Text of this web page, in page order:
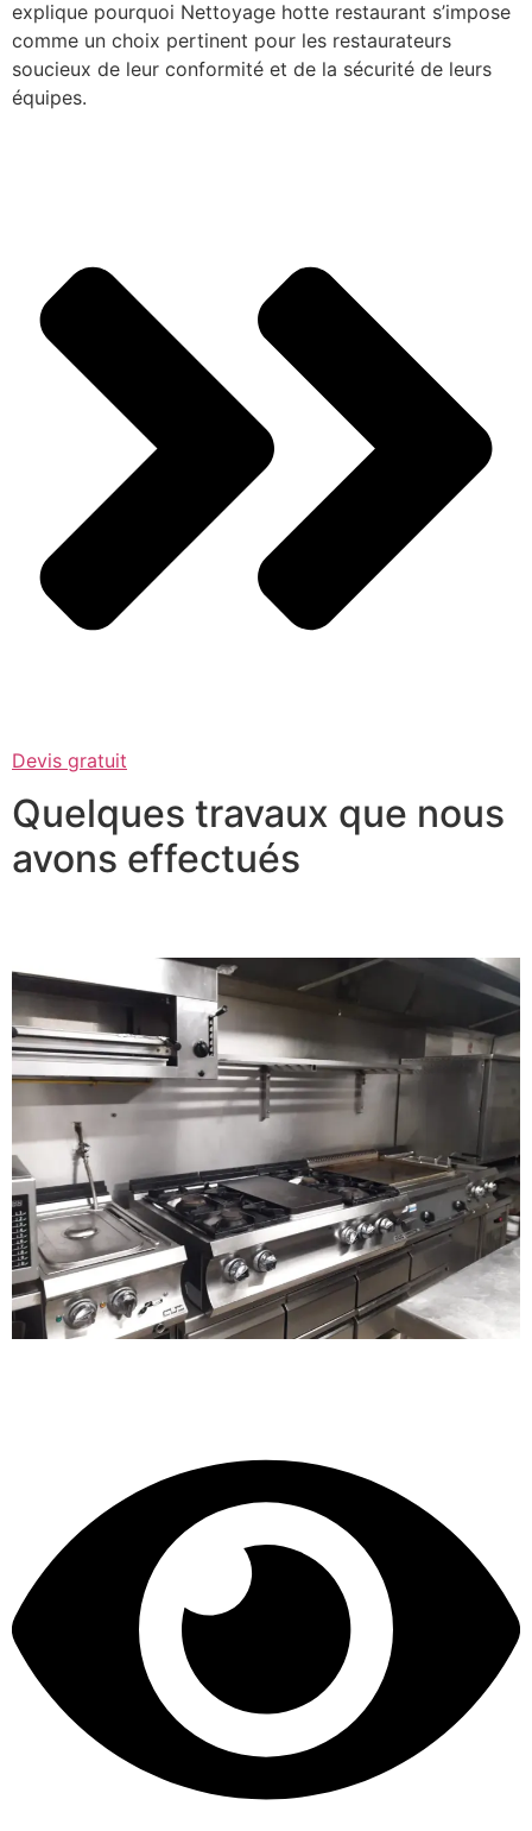
explique pourquoi Nettoyage hotte restaurant s’impose
comme un choix pertinent pour les restaurateurs
soucieux de leur conformité et de la sécurité de leurs
équipes.
Devis gratuit
Quelques travaux que nous
avons effectués